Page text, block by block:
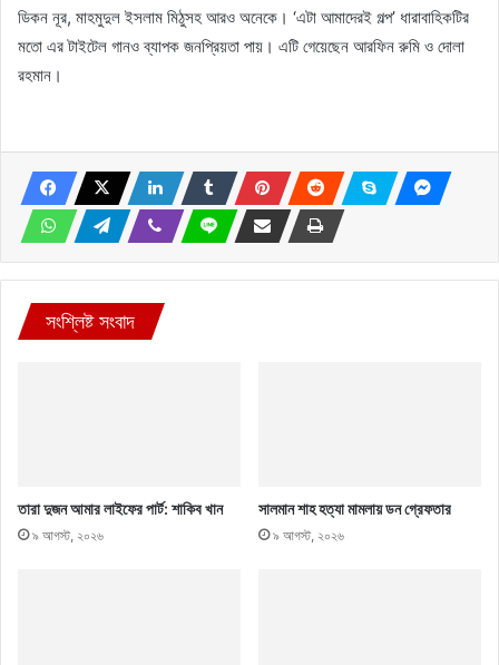
ডিকন নূর, মাহমুদুল ইসলাম মিঠুসহ আরও অনেকে। ‘এটা আমাদেরই গল্প’ ধারাবাহিকটির
মতো এর টাইটেল গানও ব্যাপক জনপ্রিয়তা পায়। এটি গেয়েছেন আরফিন রুমি ও দোলা
রহমান।
সংশ্লিষ্ট সংবাদ
তারা দুজন আমার লাইফের পার্ট: শাকিব খান
৯ আগস্ট, ২০২৬
সালমান শাহ হত্যা মামলায় ডন গ্রেফতার
৯ আগস্ট, ২০২৬